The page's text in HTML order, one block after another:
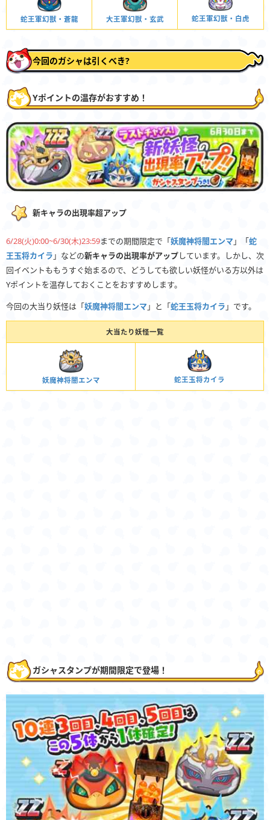
蛇王軍幻獣・蒼龍 大王軍幻獣・玄武 蛇王軍幻獣・白虎
今回のガシャは引くべき?
Yポイントの温存がおすすめ！
新キャラの出現率超アップ
6/28(火)0:00~6/30(木)23:59までの期間限定で「妖魔神将闇エンマ 」「蛇
王玉将カイラ 」などの新キャラの出現率がアップしています。しかし、次
回イベントももうすぐ始まるので、どうしても欲しい妖怪がいる方以外は
Yポイントを温存しておくことをおすすめします。
今回の大当り妖怪は「妖魔神将闇エンマ 」と「蛇王玉将カイラ 」です。
大当たり妖怪一覧
妖魔神将闇エンマ 蛇王玉将カイラ
ガシャスタンプが期間限定で登場！